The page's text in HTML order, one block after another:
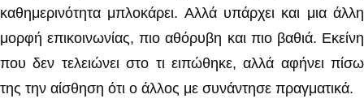
καθημερινότητα μπλοκάρει. Αλλά υπάρχει και μια άλλη
μορφή επικοινωνίας, πιο αθόρυβη και πιο βαθιά. Εκείνη
που δεν τελειώνει στο τι ειπώθηκε, αλλά αφήνει πίσω
της την αίσθηση ότι ο άλλος με συνάντησε πραγματικά.